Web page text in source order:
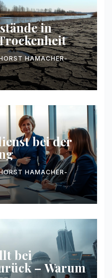
in
HAMACHER-
bei der
HAMACHER-
bei
– Warum